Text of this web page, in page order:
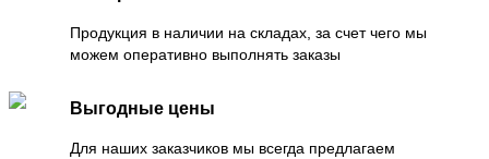
Продукция в наличии на складах, за счет чего мы
можем оперативно выполнять заказы
Выгодные цены
Для наших заказчиков мы всегда предлагаем